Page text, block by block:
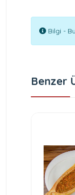
Bilgi -
Benzer